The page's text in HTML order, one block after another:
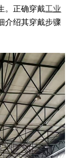
。正确穿戴工业
介绍其穿戴步骤